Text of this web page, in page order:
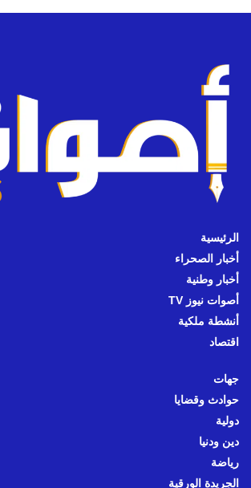
الرئيسية
أخبار الصحراء
أخبار وطنية
أصوات نيوز TV
أنشطة ملكية
اقتصاد
جهات
حوادث وقضايا
دولية
دين ودنيا
رياضة
الجريدة الورقية